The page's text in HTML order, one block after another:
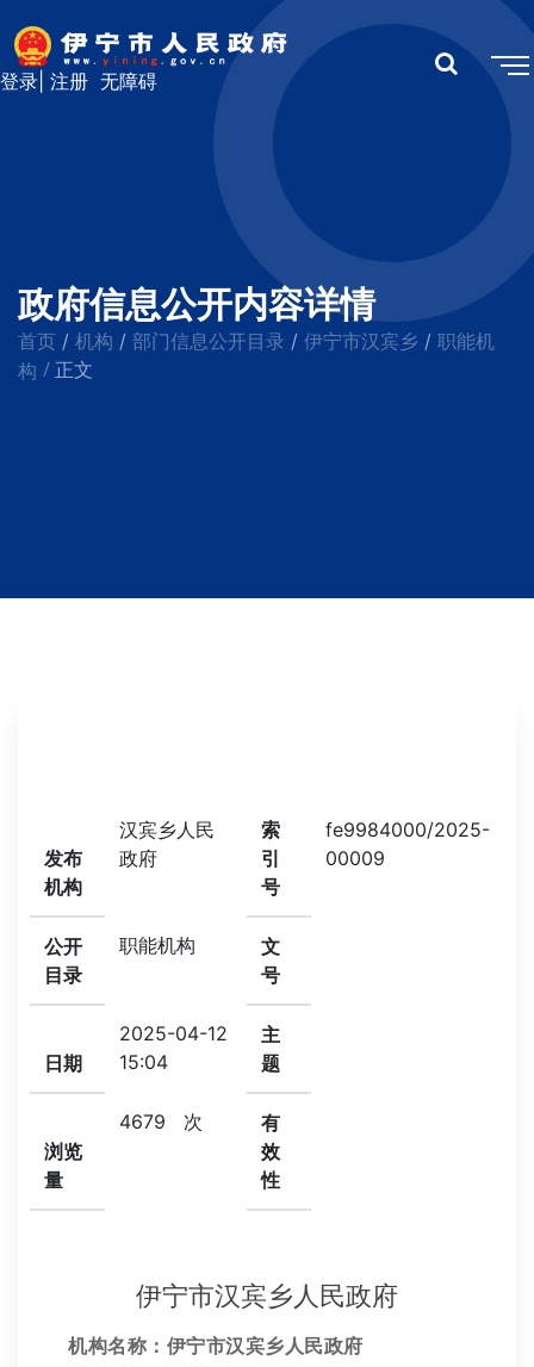
无障碍
登录 注册
政府信息公开内容详情
首页 / 机构 / 部门信息公开目录 / 伊宁市汉宾乡 / 职能机
构 / 正文
发布
机构
汉宾乡人民
政府
索
引
号
fe9984000/2025-
00009
公开
目录
职能机构
文
号
日期
2025-04-12
15:04
主
题
浏览
量
4679 次
有
效
性
伊宁市汉宾乡人民政府
机构名称：伊宁市汉宾乡人民政府